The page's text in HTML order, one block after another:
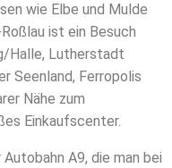
wie Elbe und Mulde
ist ein Besuch
Halle, Lutherstadt
Seenland, Ferropolis
Nähe zum
Einkaufscenter.
A9, die man bei